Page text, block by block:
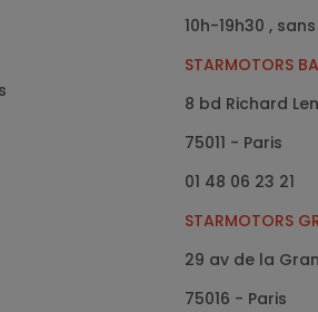
10h-19h30 ,
STARMOTORS
8 bd Richard
75011 - Paris
01 48 06 23 21
STARMOTORS
29 av de la
75016 - Paris